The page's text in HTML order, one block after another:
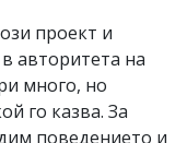
проект и
авторитета на
много, но
го казва. За
поведението и